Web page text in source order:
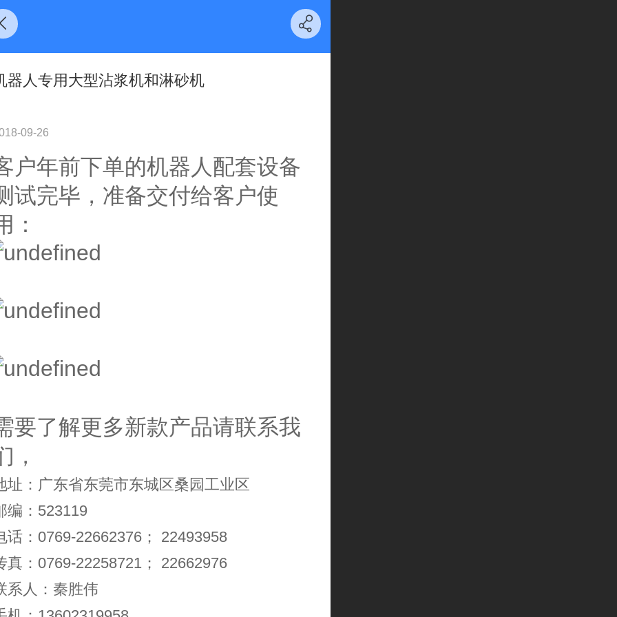
器人专用大型沾浆机和淋砂机
09-26
户年前下单的机器人配套设备
试完毕，准备交付给客户使
：
要了解更多新款产品请联系我
，
址：广东省东莞市东城区桑园工业区
编：523119
话：0769-22662376； 22493958
真：0769-22258721； 22662976
系人：秦胜伟